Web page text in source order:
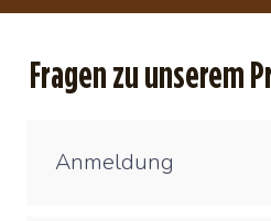
Fragen zu unserem
Anmeldung